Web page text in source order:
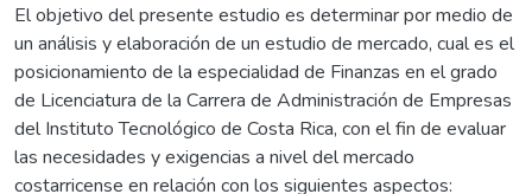
El objetivo del presente estudio es determinar por medio de
un análisis y elaboración de un estudio de mercado, cual es el
posicionamiento de la especialidad de Finanzas en el grado
de Licenciatura de la Carrera de Administración de Empresas
del Instituto Tecnológico de Costa Rica, con el fin de evaluar
las necesidades y exigencias a nivel del mercado
costarricense en relación con los siguientes aspectos: